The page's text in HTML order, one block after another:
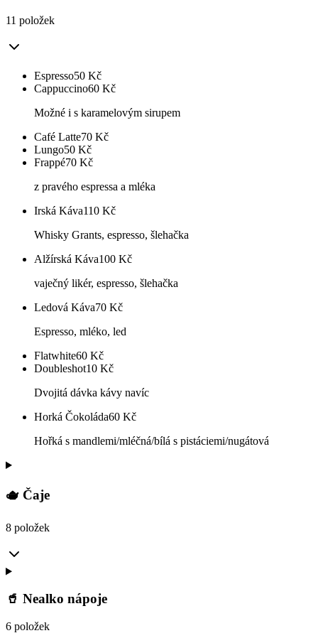
11 položek
Espresso50 Kč
Cappuccino60 Kč
Možné i s karamelovým sirupem
Café Latte70 Kč
Lungo50 Kč
Frappé70 Kč
z pravého espressa a mléka
Irská Káva110 Kč
Whisky Grants, espresso, šlehačka
Alžírská Káva100 Kč
vaječný likér, espresso, šlehačka
Ledová Káva70 Kč
Espresso, mléko, led
Flatwhite60 Kč
Doubleshot10 Kč
Dvojitá dávka kávy navíc
Horká Čokoláda60 Kč
Hořká s mandlemi/mléčná/bílá s pistáciemi/nugátová
🫖 Čaje
8 položek
🥤 Nealko nápoje
6 položek